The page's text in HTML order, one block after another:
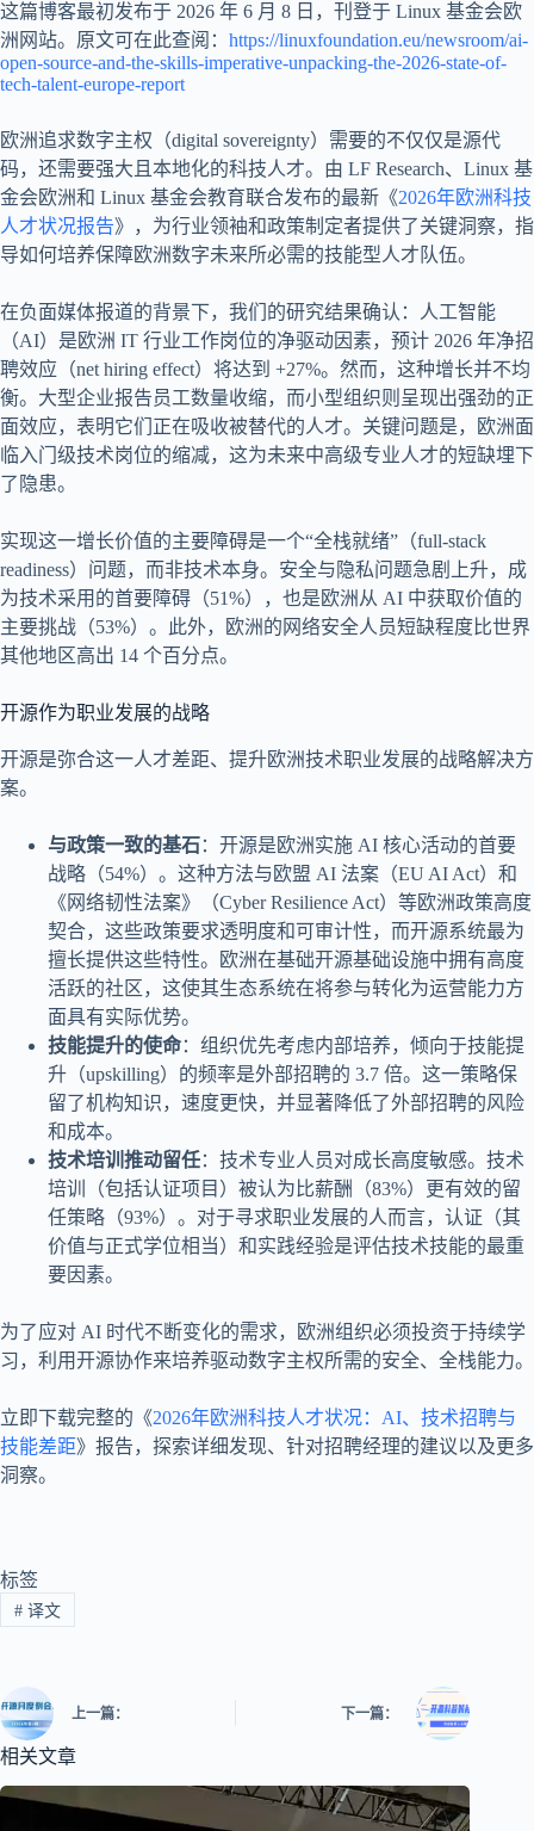
这篇博客最初发布于 2026 年 6 月 8 日，刊登于 Linux 基金会欧
洲网站。原文可在此查阅： https://linuxfoundation.eu/newsroom/ai-
open-source-and-the-skills-imperative-unpacking-the-2026-state-of-
tech-talent-europe-report
欧洲追求数字主权（digital sovereignty）需要的不仅仅是源代
码，还需要强大且本地化的科技人才。由 LF Research、Linux 基
金会欧洲和 Linux 基金会教育联合发布的最新《2026年欧洲科技
人才状况报告》，为行业领袖和政策制定者提供了关键洞察，指
导如何培养保障欧洲数字未来所必需的技能型人才队伍。
在负面媒体报道的背景下，我们的研究结果确认：人工智能
（AI）是欧洲 IT 行业工作岗位的净驱动因素，预计 2026 年净招
聘效应（net hiring effect）将达到 +27%。然而，这种增长并不均
衡。大型企业报告员工数量收缩，而小型组织则呈现出强劲的正
面效应，表明它们正在吸收被替代的人才。关键问题是，欧洲面
临入门级技术岗位的缩减，这为未来中高级专业人才的短缺埋下
了隐患。
实现这一增长价值的主要障碍是一个“全栈就绪”（full-stack
readiness）问题，而非技术本身。安全与隐私问题急剧上升，成
为技术采用的首要障碍（51%），也是欧洲从 AI 中获取价值的
主要挑战（53%）。此外，欧洲的网络安全人员短缺程度比世界
其他地区高出 14 个百分点。
开源作为职业发展的战略
开源是弥合这一人才差距、提升欧洲技术职业发展的战略解决方
案。
与政策一致的基石：开源是欧洲实施 AI 核心活动的首要
战略（54%）。这种方法与欧盟 AI 法案（EU AI Act）和
《网络韧性法案》（Cyber Resilience Act）等欧洲政策高度
契合，这些政策要求透明度和可审计性，而开源系统最为
擅长提供这些特性。欧洲在基础开源基础设施中拥有高度
活跃的社区，这使其生态系统在将参与转化为运营能力方
面具有实际优势。
技能提升的使命：组织优先考虑内部培养，倾向于技能提
升（upskilling）的频率是外部招聘的 3.7 倍。这一策略保
留了机构知识，速度更快，并显著降低了外部招聘的风险
和成本。
技术培训推动留任：技术专业人员对成长高度敏感。技术
培训（包括认证项目）被认为比薪酬（83%）更有效的留
任策略（93%）。对于寻求职业发展的人而言，认证（其
价值与正式学位相当）和实践经验是评估技术技能的最重
要因素。
为了应对 AI 时代不断变化的需求，欧洲组织必须投资于持续学
习，利用开源协作来培养驱动数字主权所需的安全、全栈能力。
立即下载完整的《2026年欧洲科技人才状况：AI、技术招聘与
技能差距》报告，探索详细发现、针对招聘经理的建议以及更多
洞察。
标签
#译文
上一篇： 下一篇：
相关文章